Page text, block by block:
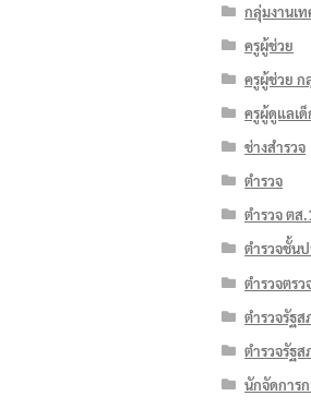
กลุ่มงานเ
ครูผู้ช่วย
ครูผู้ช่วย ก
ครูผู้ดูแลเด็
ช่างสำรวจ
ตำรวจ
ตำรวจ ตส
ตำรวจชั้น
ตำรวจตรว
ตำรวจรัฐส
ตำรวจรัฐ
นักจัดการ